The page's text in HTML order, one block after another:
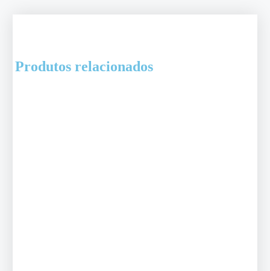
Produtos relacionados